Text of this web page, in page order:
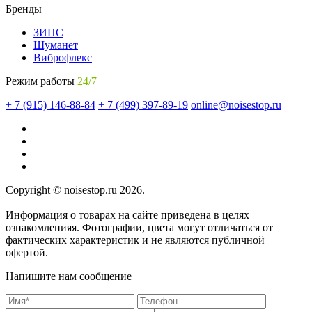
Бренды
ЗИПС
Шуманет
Виброфлекс
Режим работы 24/7
+ 7 (915) 146-88-84 + 7 (499) 397-89-19 online@noisestop.ru
Copyright © noisestop.ru 2026.
Информация о товарах на сайте приведена в целях
ознакомленияя. Фотографии, цвета могут отличаться от
фактических характеристик и не являются публичной
офертой.
Напишите нам сообщение